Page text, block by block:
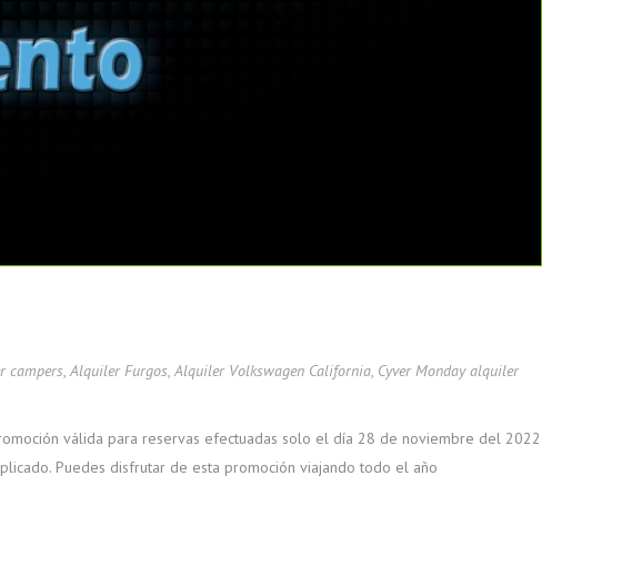
campers, Alquiler Furgos, Alquiler Volkswagen California, Cyver Monday alquiler
válida para reservas efectuadas solo el día 28 de noviembre del 2022
Puedes disfrutar de esta promoción viajando todo el año